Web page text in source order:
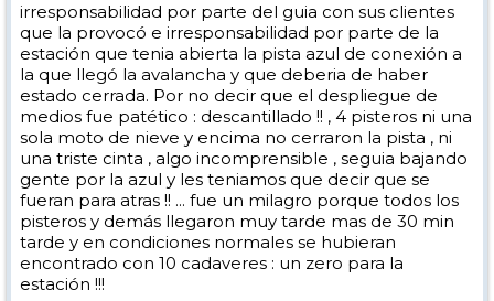
irresponsabilidad por parte del guia con sus clientes
que la provocó e irresponsabilidad por parte de la
estación que tenia abierta la pista azul de conexión a
la que llegó la avalancha y que deberia de haber
estado cerrada. Por no decir que el despliegue de
medios fue patético : descantillado !! , 4 pisteros ni una
sola moto de nieve y encima no cerraron la pista , ni
una triste cinta , algo incomprensible , seguia bajando
gente por la azul y les teniamos que decir que se
fueran para atras !! ... fue un milagro porque todos los
pisteros y demás llegaron muy tarde mas de 30 min
tarde y en condiciones normales se hubieran
encontrado con 10 cadaveres : un zero para la
estación !!!